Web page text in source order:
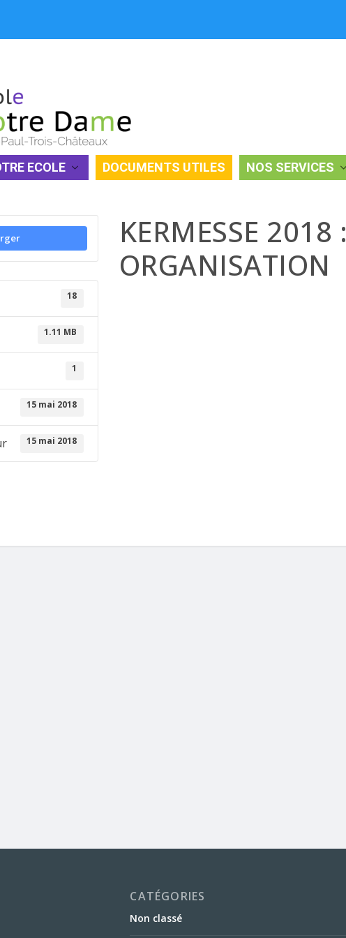
ECOLE DOCUMENTS UTILES NOS SERVICES
ORGANISATION
18
1.11 MB
1
15 mai 2018
15 mai 2018
KERMESSE 2018 :
ORGANISATION
CATÉGORIES
Non classé